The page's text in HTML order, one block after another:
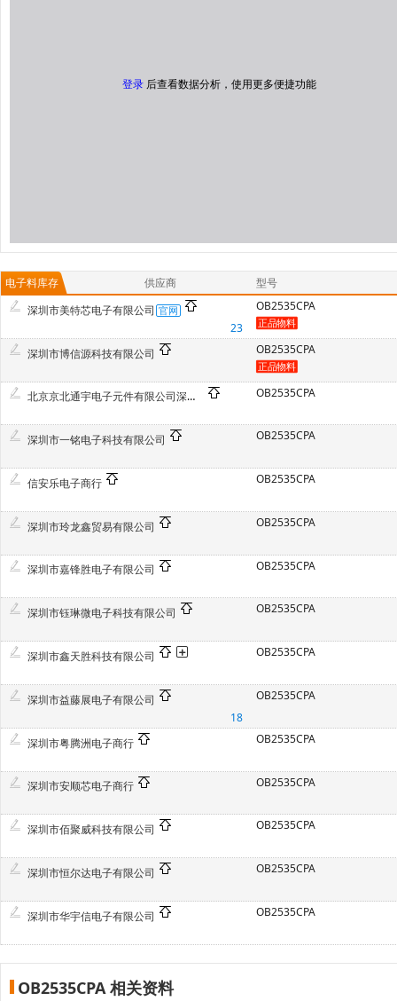
登录 后查看数据分析，使用更多便捷功能
电子料库存 供应商
型号
深圳市美特芯电子有限公司
23
OB2535CPA
深圳市博信源科技有限公司 OB2535CPA
北京京北通宇电子元件有限公司深圳分公司 OB2535CPA
深圳市一铭电子科技有限公司 OB2535CPA
信安乐电子商行 OB2535CPA
深圳市玲龙鑫贸易有限公司 OB2535CPA
深圳市嘉锋胜电子有限公司 OB2535CPA
深圳市钰琳微电子科技有限公司 OB2535CPA
深圳市鑫天胜科技有限公司 OB2535CPA
深圳市益藤展电子有限公司
18
OB2535CPA
深圳市粤腾洲电子商行 OB2535CPA
深圳市安顺芯电子商行 OB2535CPA
深圳市佰聚威科技有限公司 OB2535CPA
深圳市恒尔达电子有限公司 OB2535CPA
深圳市华宇信电子有限公司 OB2535CPA
OB2535CPA 相关资料